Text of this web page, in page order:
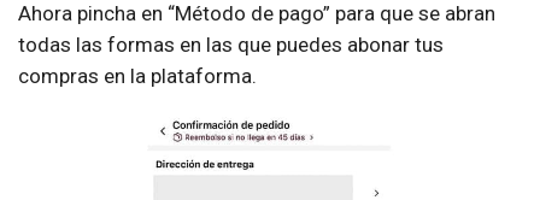
Ahora pincha en “Método de pago” para que se abran
todas las formas en las que puedes abonar tus
compras en la plataforma.